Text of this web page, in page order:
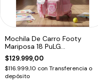
Mochila De Carro Footy
Mariposa 18 PuLG
45x30x22cm Rosa
Estampado
$129.999,00
$116.999,10 con Transferencia o
depósito